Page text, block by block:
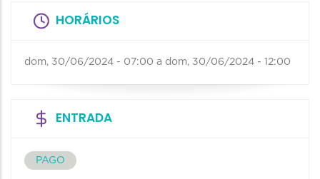
HORÁRIOS
dom, 30/06/2024 - 07:00 a dom, 30/06/2024 - 12:00
ENTRADA
PAGO